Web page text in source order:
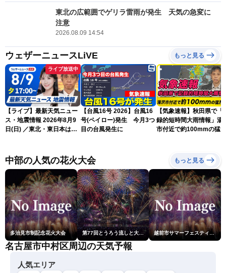
東北の広範囲でゲリラ雷雨が発生 天気の急変に
注意
2026.08.09 14:54
ウェザーニュースLiVE もっと見る
ライブ放送中
【ライブ】最新天気ニュー
ス・地震情報 2026年8月9
日(日) ／東北・東日本は急
北美月／芳野達郎〉
【台風16号 2026】台風16
号(ペイロー)発生 今月3つ
目の台風発生に
【気象速報】秋田県で「
録的短時間大雨情報」湯
市付近で約100mmの猛烈
中部の人気の花火大会 もっと見る
多治見市制記念花火大会 第77回とうろう流しと大花火大会 越前市サマーフェスティバル花火大会
名古屋市中村区周辺の天気予報
人気エリア